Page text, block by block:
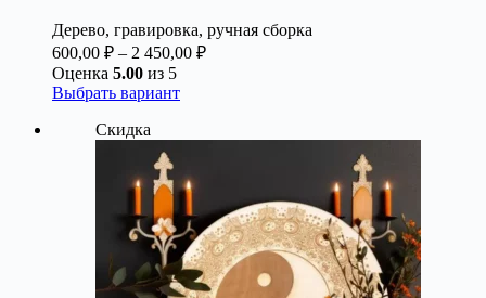
странице
товара.
Дерево, гравировка, ручная сборка
600,00 ₽ – 2 450,00 ₽Диапазон
Оценка 5.00 из 5
Выбрать вариантЭтот
Опции
можно
выбрать
на
странице
товара.
Скидка